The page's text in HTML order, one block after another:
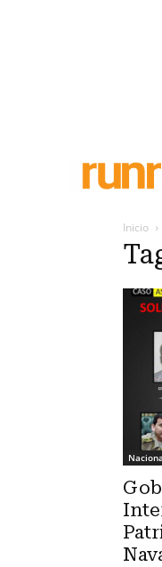
Inicio